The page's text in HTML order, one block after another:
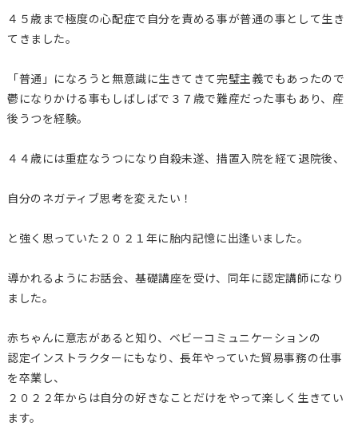
４５歳まで極度の心配症で自分を責める事が普通の事として生き
てきました。
「普通」になろうと無意識に生きてきて完璧主義でもあったので
鬱になりかける事もしばしばで３７歳で難産だった事もあり、産
後うつを経験。
４４歳には重症なうつになり自殺未遂、措置入院を経て退院後、
自分のネガティブ思考を変えたい！
と強く思っていた２０２１年に胎内記憶に出逢いました。
導かれるようにお話会、基礎講座を受け、同年に認定講師になり
ました。
赤ちゃんに意志があると知り、ベビーコミュニケーションの
認定インストラクターにもなり、長年やっていた貿易事務の仕事
を卒業し、
２０２２年からは自分の好きなことだけをやって楽しく生きてい
ます。